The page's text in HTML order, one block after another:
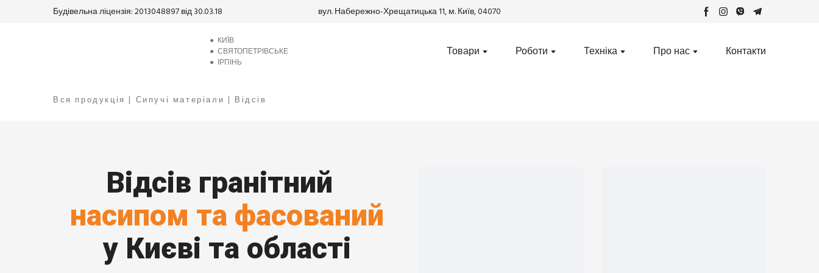
Будівельна ліцензія: 2013048897 від 30.03.18 вул. Набережно-Хрещатицька 11, м. Київ, 04070
● КИЇВ
●СВЯТОПЕТРІВСЬКЕ
● ІРПІНЬ
Товари Роботи Техніка Про нас Контакти
Вся продукція | Сипучі матеріали | Відсів
Відсів гранітний
насипом та фасований
у Києві та області